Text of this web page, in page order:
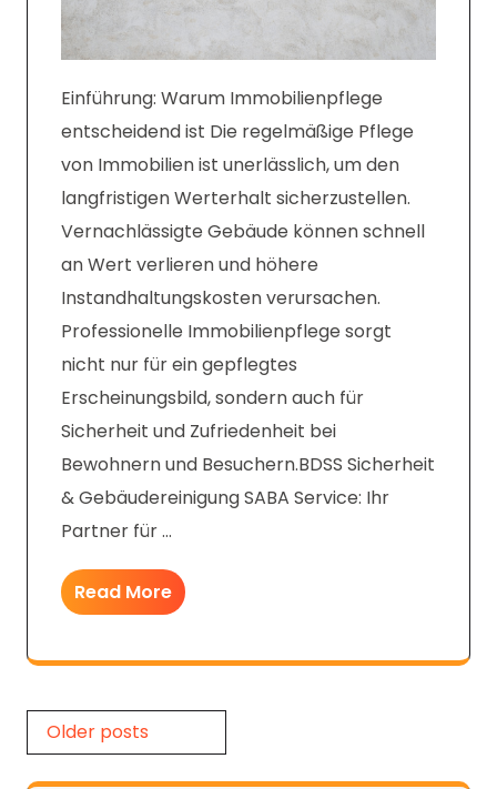
Einführung: Warum Immobilienpflege
entscheidend ist Die regelmäßige Pflege
von Immobilien ist unerlässlich, um den
langfristigen Werterhalt sicherzustellen.
Vernachlässigte Gebäude können schnell
an Wert verlieren und höhere
Instandhaltungskosten verursachen.
Professionelle Immobilienpflege sorgt
nicht nur für ein gepflegtes
Erscheinungsbild, sondern auch für
Sicherheit und Zufriedenheit bei
Bewohnern und Besuchern.BDSS Sicherheit
& Gebäudereinigung SABA Service: Ihr
Partner für …
Read More
Posts
navigation
Older posts